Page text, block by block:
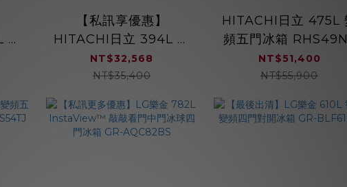
【私訊享優惠】
HITACHI日立 394L 變
頻三門電冰箱 RG41B /
RG41BL (右開/左開) 純
NT$32,568
NT$35,400
HITACHI日立 475L
頻五門冰箱
獨立雙冷卻系統 日本
NT$51,400
NT$55,900